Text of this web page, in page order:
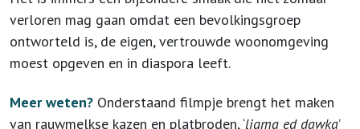
verloren mag gaan omdat een bevolkingsgroep
ontworteld is, de eigen, vertrouwde woonomgeving
moest opgeven en in diaspora leeft.
Meer weten? Onderstaand filmpje brengt het maken
van rauwmelkse kazen en platbroden, ‘ligma ed dawka’